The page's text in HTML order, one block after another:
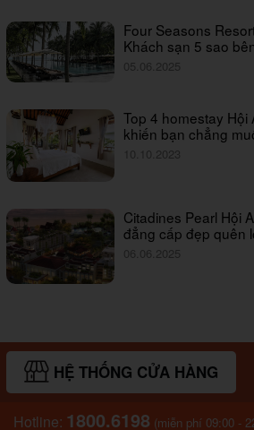
Four Seasons
Khách sạn 5 sao
05.06.2025
Top 4 homestay Hội
khiến bạn chẳng
10.10.2023
Citadines Pearl Hội
đẳng cấp đẹp quên
06.06.2025
HỆ THỐNG CỬA HÀNG
Hotline: 1800.6198 (miễn phí 09:00 -